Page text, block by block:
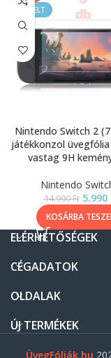
KIEMELT
Nintendo Switch 2
játékkonzol
vastag 9H
Nintendo
14.990Ft 5.990
KOSÁRBA
ELÉRHETŐSÉGEK
CÉGADATOK
OLDALAK
ÚJ TERMÉKEK
ÜvegFóliák.hu